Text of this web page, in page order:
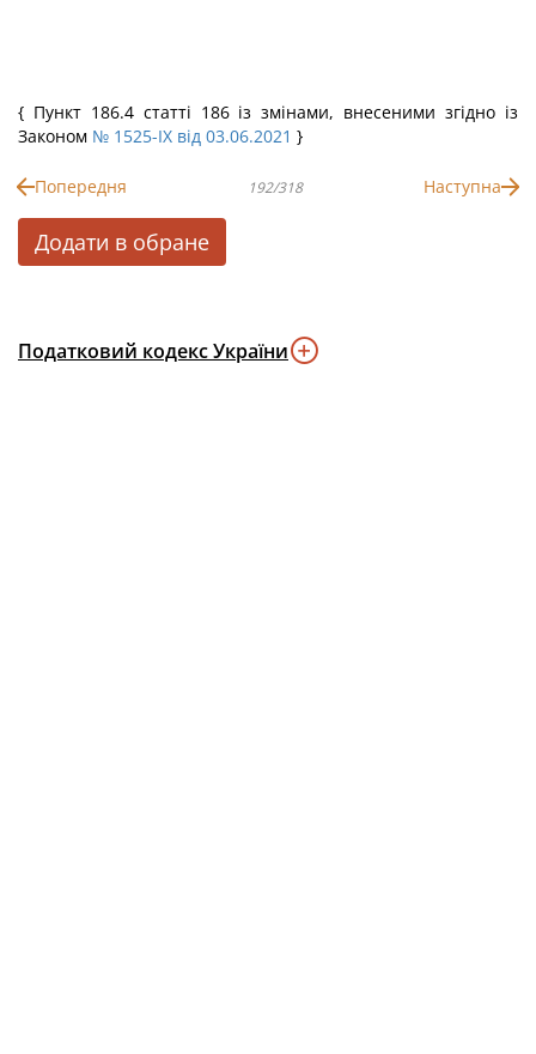
{ Пункт 186.4 статті 186 із змінами, внесеними згідно із
Законом № 1525-IX від 03.06.2021 }
Попередня 192/318 Наступна
Додати в обране
Податковий кодекс України